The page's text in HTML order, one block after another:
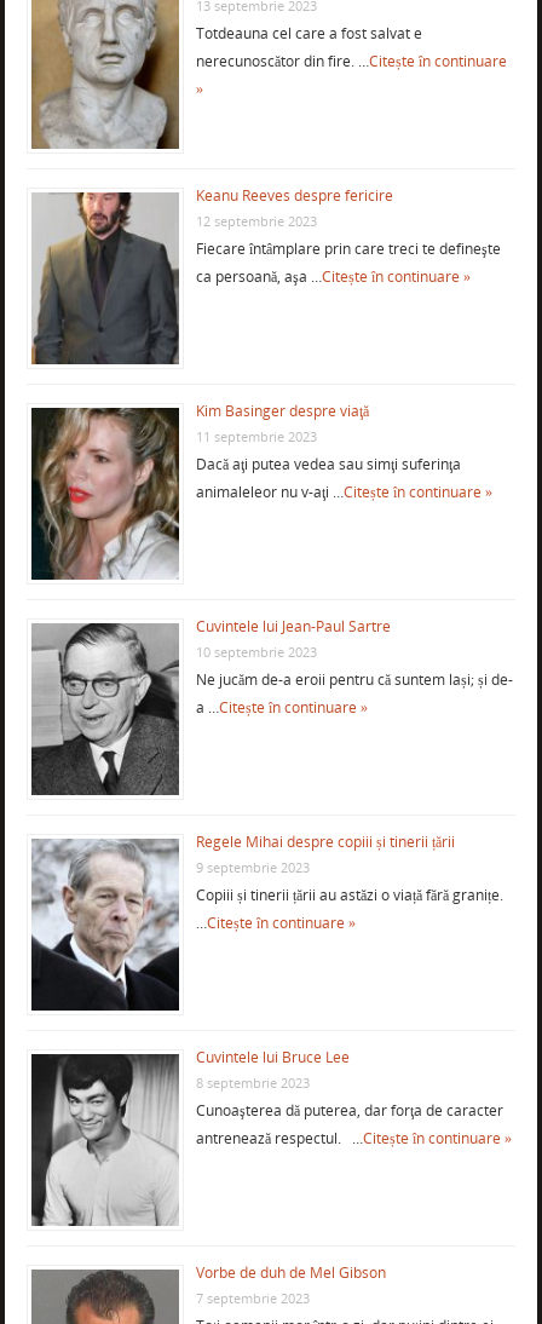
13 septembrie 2023
Totdeauna cel care a fost salvat e
nerecunoscător din fire. …Citește în continuare
»
Keanu Reeves despre fericire
12 septembrie 2023
Fiecare întâmplare prin care treci te defineşte
ca persoană, aşa …Citește în continuare »
Kim Basinger despre viaţă
11 septembrie 2023
Dacă aţi putea vedea sau simţi suferinţa
animaleleor nu v-aţi …Citește în continuare »
Cuvintele lui Jean-Paul Sartre
10 septembrie 2023
Ne jucăm de-a eroii pentru că suntem lași; și de-
a …Citește în continuare »
Regele Mihai despre copiii și tinerii țării
9 septembrie 2023
Copiii și tinerii țării au astăzi o viață fără granițe.
…Citește în continuare »
Cuvintele lui Bruce Lee
8 septembrie 2023
Cunoaşterea dă puterea, dar forţa de caracter
antrenează respectul. …Citește în continuare »
Vorbe de duh de Mel Gibson
7 septembrie 2023